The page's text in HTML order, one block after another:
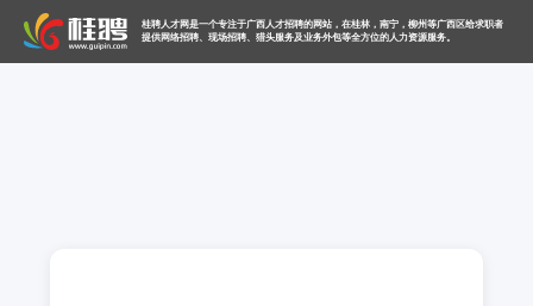
桂聘人才网是一个专注于广西人才招聘的网站，在桂林，南宁，柳州等广西区给求职者
提供网络招聘、现场招聘、猎头服务及业务外包等全方位的人力资源服务。